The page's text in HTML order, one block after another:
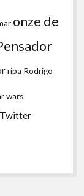
onze de
ripa Rodrigo
wars
Twitter